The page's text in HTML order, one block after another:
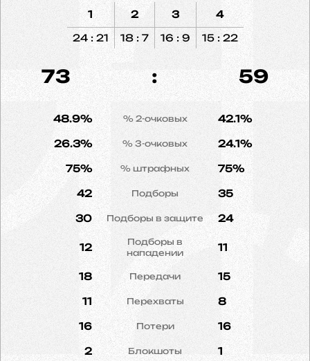
1
24 : 21
2
18 : 7
3
16 : 9
4
15 : 22
73 : 59
48.9% % 2-очковых 42.1%
26.3% % 3-очковых 24.1%
75% % штрафных 75%
42 Подборы 35
30 Подборы в защите 24
12
Подборы в
нападении
11
18 Передачи 15
11 Перехваты 8
16 Потери 16
2 Блокшоты 1